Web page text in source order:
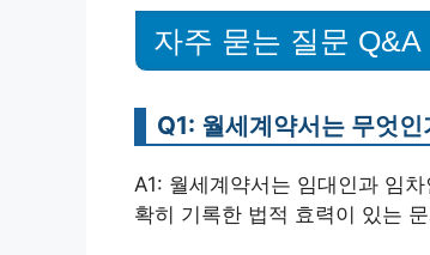
자주 묻는 질문 Q&A
Q1: 월세계약서는 무엇인
A1: 월세계약서는 임대인과 임
확히 기록한 법적 효력이 있는